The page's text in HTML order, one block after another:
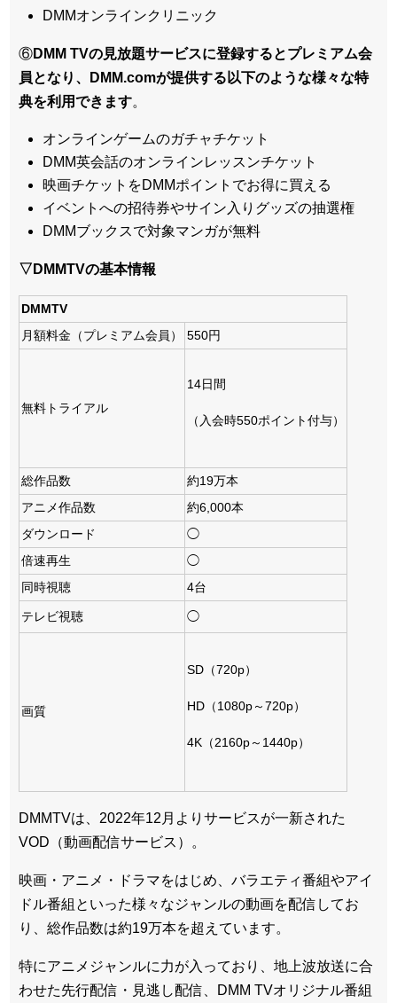
DMMオンラインクリニック
⑥DMM TVの見放題サービスに登録するとプレミアム会
員となり、DMM.comが提供する以下のような様々な特
典を利用できます。
オンラインゲームのガチャチケット
DMM英会話のオンラインレッスンチケット
映画チケットをDMMポイントでお得に買える
イベントへの招待券やサイン入りグッズの抽選権
DMMブックスで対象マンガが無料
▽DMMTVの基本情報
DMMTV
月額料金（プレミアム会員）
550円
無料トライアル
14日間
（入会時550ポイント付与）
総作品数
約19万本
アニメ作品数
約6,000本
ダウンロード
◯
倍速再生
◯
同時視聴
4台
テレビ視聴 ◯
画質
SD（720p）
HD（1080p～720p）
4K（2160p～1440p）
DMMTVは、2022年12月よりサービスが一新された
VOD（動画配信サービス）。
映画・アニメ・ドラマをはじめ、バラエティ番組やアイ
ドル番組といった様々なジャンルの動画を配信してお
り、総作品数は約19万本を超えています。
特にアニメジャンルに力が入っており、地上波放送に合
わせた先行配信・見逃し配信、DMM TVオリジナル番組